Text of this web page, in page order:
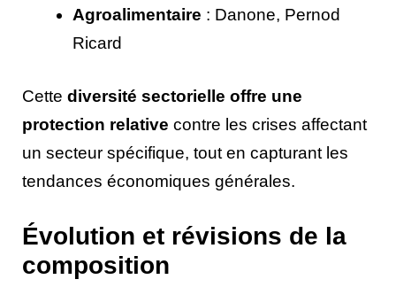
Agroalimentaire : Danone, Pernod
Ricard
Cette diversité sectorielle offre une
protection relative contre les crises affectant
un secteur spécifique, tout en capturant les
tendances économiques générales.
Évolution et révisions de la
composition